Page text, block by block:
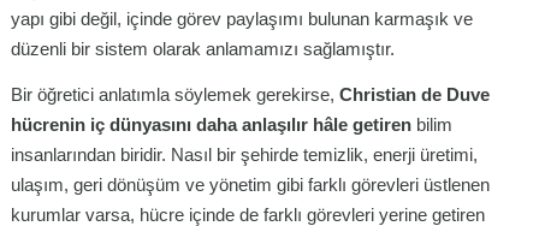
yapı gibi değil, içinde görev paylaşımı bulunan karmaşık ve
düzenli bir sistem olarak anlamamızı sağlamıştır.
Bir öğretici anlatımla söylemek gerekirse, Christian de Duve
hücrenin iç dünyasını daha anlaşılır hâle getiren bilim
insanlarından biridir. Nasıl bir şehirde temizlik, enerji üretimi,
ulaşım, geri dönüşüm ve yönetim gibi farklı görevleri üstlenen
kurumlar varsa, hücre içinde de farklı görevleri yerine getiren